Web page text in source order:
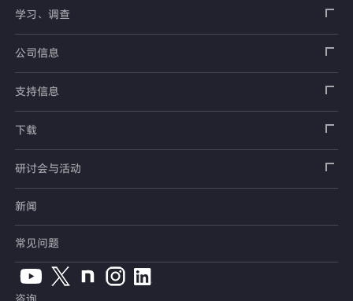
载荷传感器
加速度传感器
压力传感器
土木用传感器
载荷传感器
土压计
倾斜计
钢筋计
汽车用传感器
安全带拉力传感器
手刹・变速杆操作力传感器
人体假人传感器
测量器
指示器和显示器
校验器
软件
测量系统
交通系统（铁路）
汽车用测量系统
电桥盒
电缆・接头
附件
学习、调查
应变片
传感器
测量仪器
看视频了解仪器的使用方法
公司信息
销售网络
公司概况
支持信息
安全数据表（SDS）
产品目录、资料下载
停产产品一览
销售网络
常见问题
下载
产品目录
使用说明书
CAD数据
软件版本升级
研讨会与活动
展览会
新闻
常见问题